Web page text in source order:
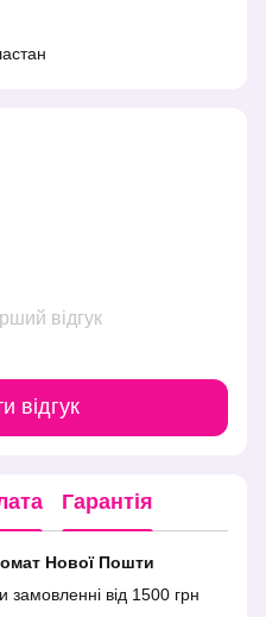
відгук
відгук
Гарантія
Нової Пошти
замовленні від 1500 грн